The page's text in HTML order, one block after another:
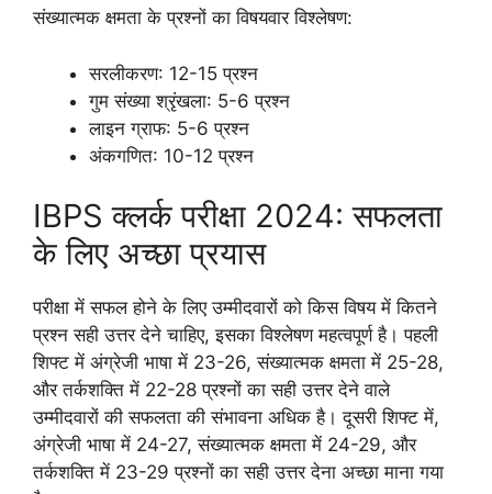
संख्यात्मक क्षमता के प्रश्नों का विषयवार विश्लेषण:
सरलीकरण: 12-15 प्रश्न
गुम संख्या श्रृंखला: 5-6 प्रश्न
लाइन ग्राफ: 5-6 प्रश्न
अंकगणित: 10-12 प्रश्न
IBPS क्लर्क परीक्षा 2024: सफलता
के लिए अच्छा प्रयास
परीक्षा में सफल होने के लिए उम्मीदवारों को किस विषय में कितने
प्रश्न सही उत्तर देने चाहिए, इसका विश्लेषण महत्वपूर्ण है। पहली
शिफ्ट में अंग्रेजी भाषा में 23-26, संख्यात्मक क्षमता में 25-28,
और तर्कशक्ति में 22-28 प्रश्नों का सही उत्तर देने वाले
उम्मीदवारों की सफलता की संभावना अधिक है। दूसरी शिफ्ट में,
अंग्रेजी भाषा में 24-27, संख्यात्मक क्षमता में 24-29, और
तर्कशक्ति में 23-29 प्रश्नों का सही उत्तर देना अच्छा माना गया